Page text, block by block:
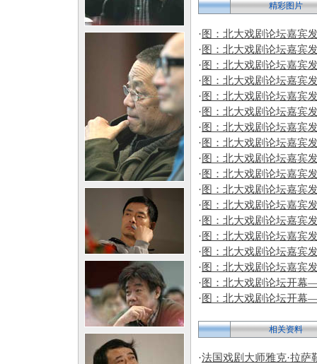
精彩图片
· 图：北大戏剧论坛嘉宾
· 图：北大戏剧论坛嘉宾
· 图：北大戏剧论坛嘉宾
· 图：北大戏剧论坛嘉宾
· 图：北大戏剧论坛嘉宾
· 图：北大戏剧论坛嘉宾
· 图：北大戏剧论坛嘉宾
· 图：北大戏剧论坛嘉宾
· 图：北大戏剧论坛嘉宾
· 图：北大戏剧论坛嘉宾
· 图：北大戏剧论坛嘉宾
· 图：北大戏剧论坛嘉宾
· 图：北大戏剧论坛嘉宾
· 图：北大戏剧论坛嘉宾
· 图：北大戏剧论坛嘉宾
· 图：北大戏剧论坛嘉宾
· 图：北大戏剧论坛开幕
· 图：北大戏剧论坛开幕
相关资料
·法国戏剧大师雅克·拉萨